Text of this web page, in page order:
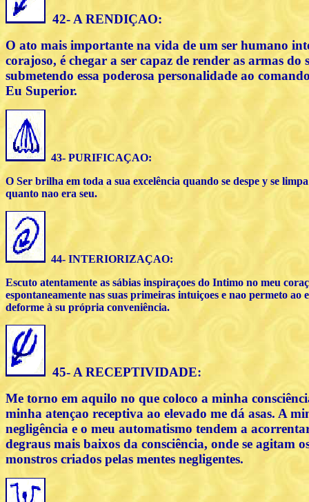
42- A RENDIÇAO:
O ato mais importante na vida de um ser humano
corajoso, é chegar a ser capaz de render as armas do
submetendo essa poderosa personalidade ao
Eu Superior.
43- PURIFICAÇAO:
O Ser brilha em toda a sua excelência quando se despe y se
quanto nao era seu.
44- INTERIORIZAÇAO:
Escuto atentamente as sábias inspiraçoes do Intimo no meu
espontaneamente nas suas primeiras intuiçoes e nao permeto ao
deforme à su própria conveniência.
45- A RECEPTIVIDADE:
Me torno em aquilo no que coloco a minha
minha atençao receptiva ao elevado me dá asas. A
negligência e o meu automatismo tendem a
degraus mais baixos da consciência, onde se agitam
monstros criados pelas mentes negligentes.